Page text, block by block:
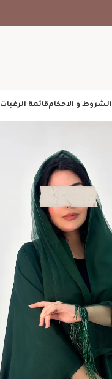
الشروط و الاحكامقائمة الرغبات